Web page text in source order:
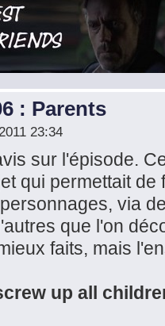
: Parents
23:34
sur l'épisode.
qui permettait
via
que l'on
faits, mais
up all